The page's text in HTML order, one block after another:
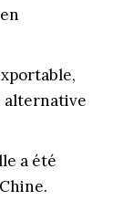
alternative
a été